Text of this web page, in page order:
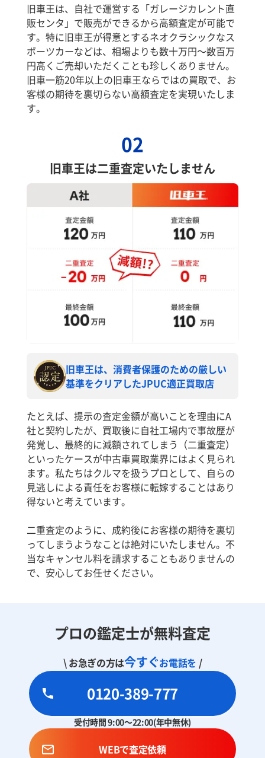
旧車王は、自社で運営する「ガレージカレント直
販センタ」で販売ができるから高額査定が可能で
す。特に旧車王が得意とするネオクラシックなス
ポーツカーなどは、相場よりも数十万円～数百万
円高くご売却いただくことも珍しくありません。
旧車一筋20年以上の旧車王ならではの買取で、お
客様の期待を裏切らない高額査定を実現いたしま
す。
02
旧車王は二重査定いたしません
旧車王は、消費者保護のための厳しい
基準をクリアしたJPUC適正買取店
たとえば、提示の査定金額が高いことを理由にA
社と契約したが、買取後に自社工場内で事故歴が
発覚し、最終的に減額されてしまう（二重査定）
といったケースが中古車買取業界にはよく見られ
ます。私たちはクルマを扱うプロとして、自らの
見逃しによる責任をお客様に転嫁することはあり
得ないと考えています。
二重査定のように、成約後にお客様の期待を裏切
ってしまうようなことは絶対にいたしません。不
当なキャンセル料を請求することもありませんの
で、安心してお任せください。
プロの鑑定士が無料査定
\ お急ぎの方は今すぐお電話を /
0120-389-777
受付時間 9:00～22:00(年中無休)
WEBで査定依頼